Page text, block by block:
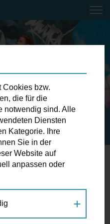
und
Cookies bzw.
die für die
notwendig sind. Alle
Diensten
Kategorie. Ihre
Sie in der
Website auf
anpassen oder